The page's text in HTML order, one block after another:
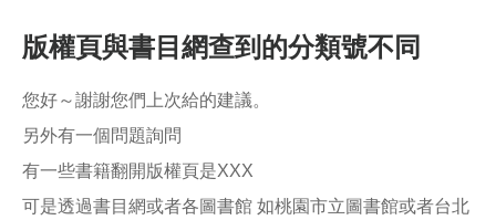
版權頁與書目網查到的分類號不同
您好～謝謝您們上次給的建議。
另外有一個問題詢問
有一些書籍翻開版權頁是XXX
可是透過書目網或者各圖書館 如桃園市立圖書館或者台北